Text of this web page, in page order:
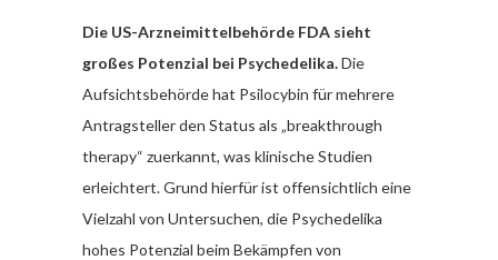
Die US-Arzneimittelbehörde FDA sieht
großes Potenzial bei Psychedelika.Die
Aufsichtsbehörde hat Psilocybin für mehrere
Antragsteller den Status als „breakthrough
therapy“ zuerkannt, was klinische Studien
erleichtert. Grund hierfür ist offensichtlich eine
Vielzahl von Untersuchen, die Psychedelika
hohes Potenzial beim Bekämpfen von